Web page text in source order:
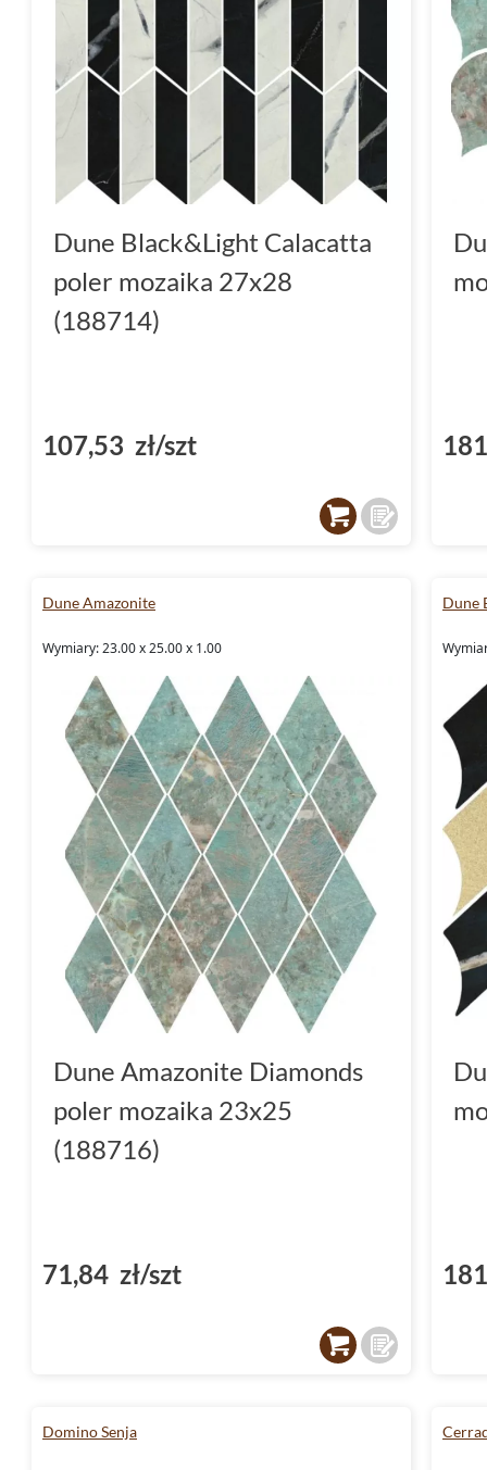
Dune Black&Light Calacatta
poler mozaika 27x28
(188714)
107,53 zł/szt
Dune Amazonite
Wymiary: 23.00 x 25.00 x 1.00
Dune Amazonite Diamonds
poler mozaika 23x25
(188716)
71,84 zł/szt
Dune
Domino Senja